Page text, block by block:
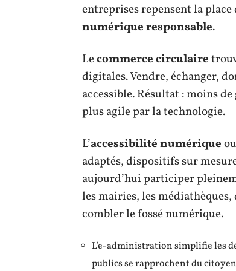
entreprises repensent la place
numérique responsable.
Lecommerce circulaire
digitales. Vendre, échanger,
accessible. Résultat : moins
plus agile par la technologie.
L’accessibilité numérique
adaptés, dispositifs sur
aujourd’hui participer
les mairies, les
combler le fossé numérique.
L’e-administration simplifie les
publics se rapprochent du